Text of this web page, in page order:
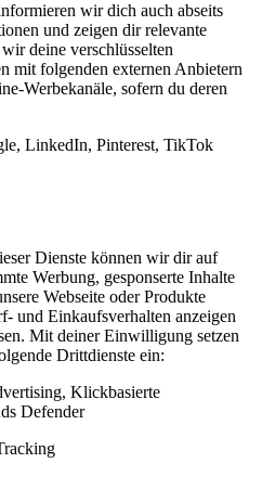
wir dich auch abseits
und zeigen dir relevante
deine verschlüsselten
mit folgenden externen Anbietern
Werbekanäle, sofern du deren
LinkedIn, Pinterest, TikTok
Dienste können wir dir auf
Werbung, gesponserte Inhalte
Webseite oder Produkte
und Einkaufsverhalten anzeigen
Mit deiner Einwilligung setzen
Drittdienste ein:
Klickbasierte
Defender